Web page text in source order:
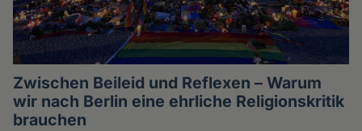
Zwischen Beileid und Reflexen – Warum
wir nach Berlin eine ehrliche Religionskritik
brauchen